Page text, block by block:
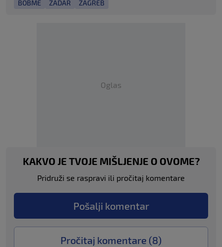
BOBME ZADAR ZAGREB
Oglas
KAKVO JE TVOJE MIŠLJENJE O OVOME?
Pridruži se raspravi ili pročitaj komentare
Pošalji komentar
Pročitaj komentare (8)